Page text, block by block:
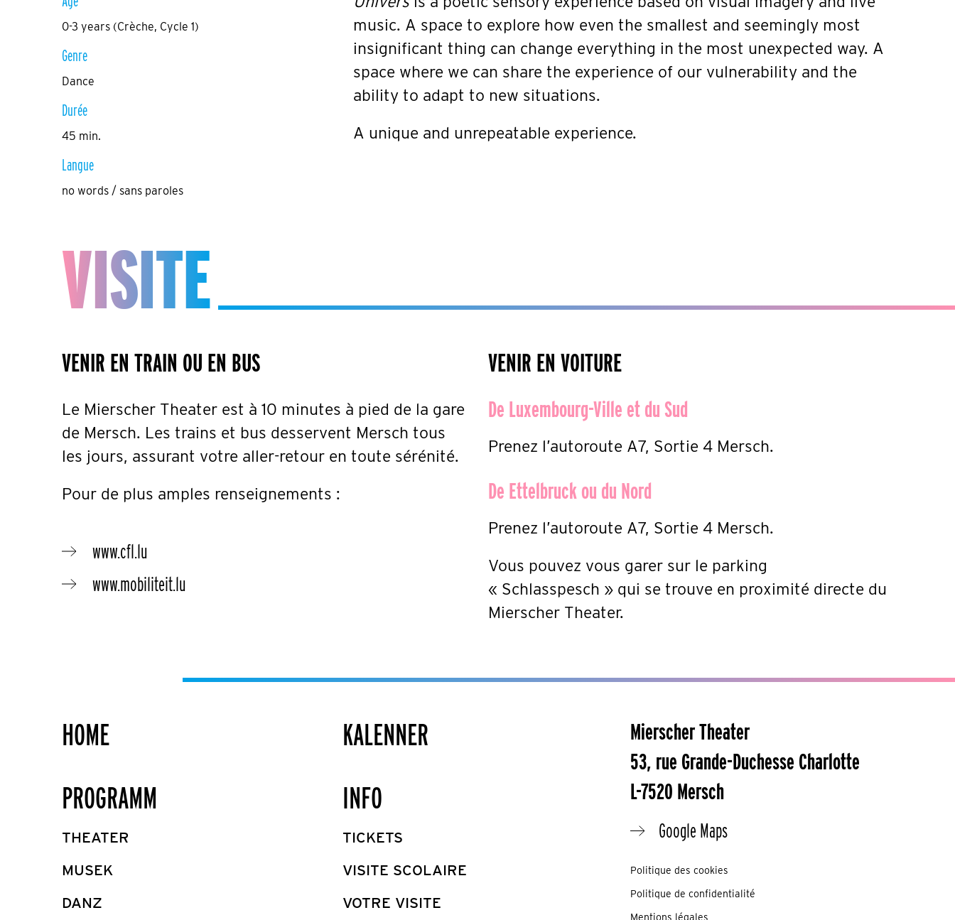
0-3 years (Crèche, Cycle 1)
Genre
Dance
Durée
45 min.
Langue
no words / sans paroles
music. A space to explore how even the smallest and seemingly most
insignificant thing can change everything in the most unexpected way. A
space where we can share the experience of our vulnerability and the
ability to adapt to new situations.
A unique and unrepeatable experience.
VISITE
VENIR EN TRAIN OU EN BUS
Le Mierscher Theater est à 10 minutes à pied de la gare
de Mersch. Les trains et bus desservent Mersch tous
les jours, assurant votre aller-retour en toute sérénité.
Pour de plus amples renseignements :
www.cfl.lu
www.mobiliteit.lu
VENIR EN VOITURE
De Luxembourg-Ville et du Sud
Prenez l’autoroute A7, Sortie 4 Mersch.
De Ettelbruck ou du Nord
Prenez l’autoroute A7, Sortie 4 Mersch.
Vous pouvez vous garer sur le parking
« Schlasspesch » qui se trouve en proximité directe du
Mierscher Theater.
HOME
PROGRAMM
THEATER
MUSEK
DANZ
KALENNER
INFO
TICKETS
VISITE SCOLAIRE
VOTRE VISITE
Mierscher Theater
53, rue Grande-Duchesse Charlotte
L-7520 Mersch
Google Maps
Politique des cookies
Politique de confidentialité
Mentions légales